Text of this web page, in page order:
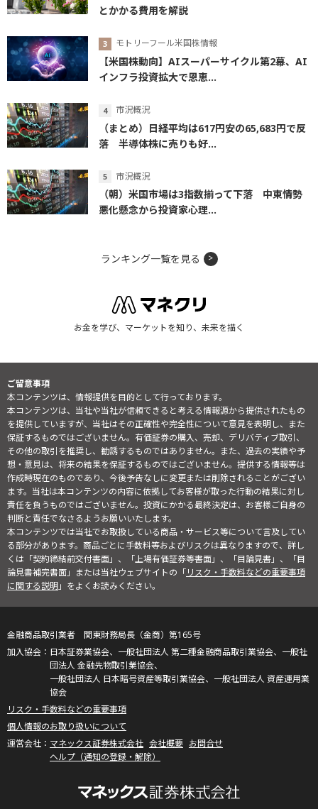
とかかる費用を解説
モトリーフール米国株情報
【米国株動向】AIスーパーサイクル第2幕、AI
インフラ投資拡大で恩恵...
市況概況
（まとめ）日経平均は617円安の65,683円で反
落 半導体株に売りも好...
市況概況
（朝）米国市場は3指数揃って下落 中東情勢
悪化懸念から投資家心理...
ランキング一覧を見る
お金を学び、マーケットを知り、未来を描く
ご留意事項
本コンテンツは、情報提供を目的として行っております。
本コンテンツは、当社や当社が信頼できると考える情報源から提供されたもの
を提供していますが、当社はその正確性や完全性について意見を表明し、また
保証するものではございません。有価証券の購入、売却、デリバティブ取引、
その他の取引を推奨し、勧誘するものではありません。また、過去の実績や予
想・意見は、将来の結果を保証するものではございません。提供する情報等は
作成時現在のものであり、今後予告なしに変更または削除されることがござい
ます。当社は本コンテンツの内容に依拠してお客様が取った行動の結果に対し
責任を負うものではございません。投資にかかる最終決定は、お客様ご自身の
判断と責任でなさるようお願いいたします。
本コンテンツでは当社でお取扱している商品・サービス等について言及してい
る部分があります。商品ごとに手数料等およびリスクは異なりますので、詳し
くは「契約締結前交付書面」、「上場有価証券等書面」、「目論見書」、「目
論見書補完書面」または当社ウェブサイトの「リスク・手数料などの重要事項
に関する説明」をよくお読みください。
金融商品取引業者 関東財務局長（金商）第165号
日本証券業協会、一般社団法人 第二種金融商品取引業協会、一般社
団法人 金融先物取引業協会、
一般社団法人 日本暗号資産等取引業協会、一般社団法人 資産運用業
協会
リスク・手数料などの重要事項
個人情報のお取り扱いについて
マネックス証券株式会社 会社概要 お問合せ
ヘルプ（通知の登録・解除）